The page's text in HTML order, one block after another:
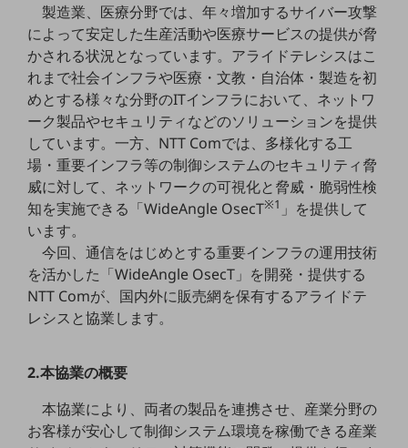
データ利活用
運用管理
業務支援・マーケティング
災害対策・BCP
課題・ニーズで探す
課題・ニーズで探すTOP
コミュニケーション・情報共有
マーケティング
災害対策
職場環境整備
製造業、医療分野では、年々増加するサイバー攻撃
によって安定した生産活動や医療サービスの提供が脅
かされる状況となっています。アライドテレシスはこ
れまで社会インフラや医療・文教・自治体・製造を初
めとする様々な分野のITインフラにおいて、ネットワ
ーク製品やセキュリティなどのソリューションを提供
しています。一方、NTT Comでは、多様化する工
場・重要インフラ等の制御システムのセキュリティ脅
威に対して、ネットワークの可視化と脅威・脆弱性検
知を実施できる「WideAngle OsecT※1 」を提供して
います。
今回、通信をはじめとする重要インフラの運用技術
を活かした「WideAngle OsecT」を開発・提供する
NTT Comが、国内外に販売網を保有するアライドテ
レシスと協業します。
2.本協業の概要
本協業により、両者の製品を連携させ、産業分野の
お客様が安心して制御システム環境を稼働できる産業